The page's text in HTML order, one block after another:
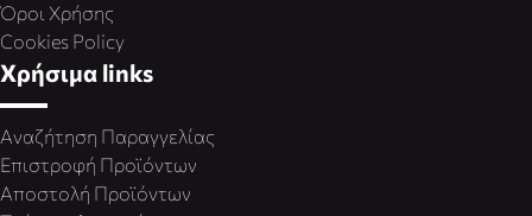
Όροι Χρήσης
Cookies Policy
Χρήσιμα links
Αναζήτηση Παραγγελίας
Επιστροφή Προϊόντων
Αποστολή Προϊόντων